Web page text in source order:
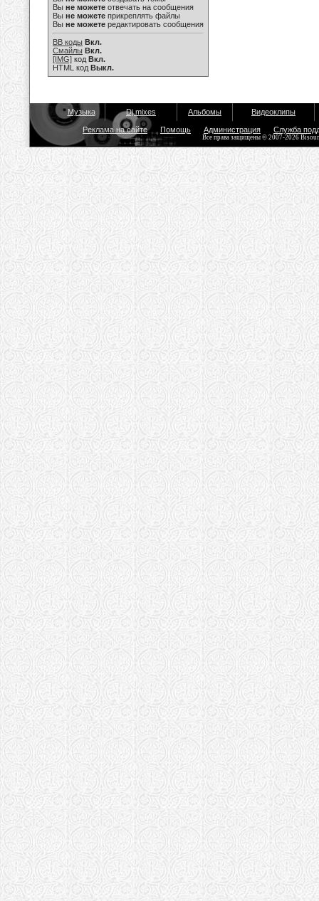
Вы не можете отвечать на сообщения
Вы не можете прикреплять файлы
Вы не можете редактировать сообщения
BB коды Вкл.
Смайлы Вкл.
[IMG] код Вкл.
HTML код Выкл.
Музыка Dj mixes Альбомы Видеоклипы
Реклама на сайте Помощь Администрация Служба
Все права защищены © 2007-2026